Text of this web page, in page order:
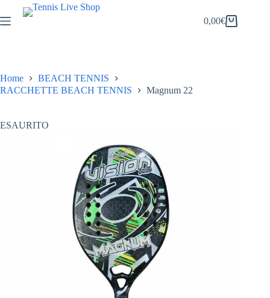
al
contenuto
Carrello
0,00€
Home
BEACH TENNIS
RACCHETTE BEACH TENNIS
Magnum 22
ESAURITO